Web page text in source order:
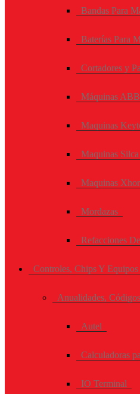
Bandas Para
Baterías Para
Cortadores y
Máquinas
Maquinas
Maquinas Silca
Maquinas
Mordazas
Refacciones
Controles, Chips Y
Anualidades,
Autel
Calculadoras
IO Terminal